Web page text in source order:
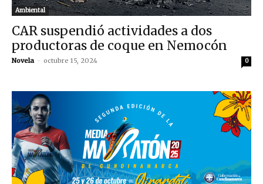
Ambiental
CAR suspendió actividades a dos
productoras de coque en Nemocón
Novela - octubre 15, 2024 0